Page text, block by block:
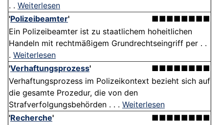
. . Weiterlesen
'Polizeibeamter'
■■■■■■■■
Ein Polizeibeamter ist zu staatlichem hoheitlichen
Handeln mit rechtmäßigem Grundrechtseingriff per . .
. Weiterlesen
'Verhaftungsprozess'
■■■■■■■■
Verhaftungsprozess im Polizeikontext bezieht sich auf
die gesamte Prozedur, die von den
Strafverfolgungsbehörden . . . Weiterlesen
'Recherche'
■■■■■■■■